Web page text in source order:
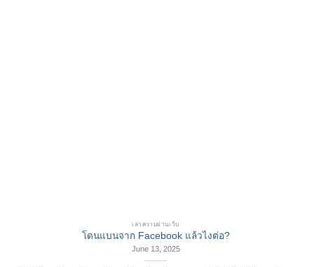
เล่าความผ่านเว็บ
โดนแบนจาก Facebook แล้วไงต่อ?
June 13, 2025